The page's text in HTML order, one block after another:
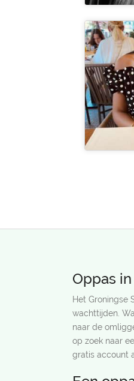
Oppas
Het Groningse
wachttijden.
naar de
op zoek naar
gratis account